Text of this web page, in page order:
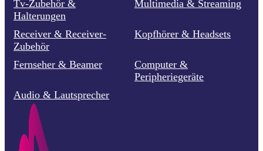
Tv-Zubehör &
Halterungen
Multimedia & Streaming
Receiver & Receiver-
Zubehör
Kopfhörer & Headsets
Fernseher & Beamer
Computer &
Peripheriegeräte
Audio & Lautsprecher